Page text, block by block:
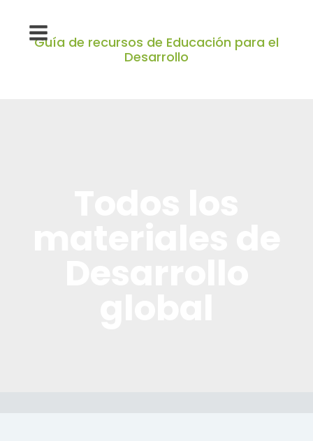
Guía de recursos de Educación para el
Desarrollo